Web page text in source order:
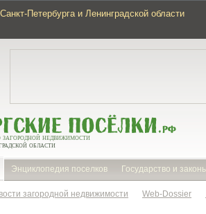
Петербурга и Ленинградской области
недвижимости
области
Энциклопедия поселков Государство и
загородной недвижимости Web-Dossier